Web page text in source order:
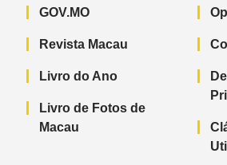
GOV.MO
Revista Macau
Livro do Ano
Livro de Fotos de
Macau